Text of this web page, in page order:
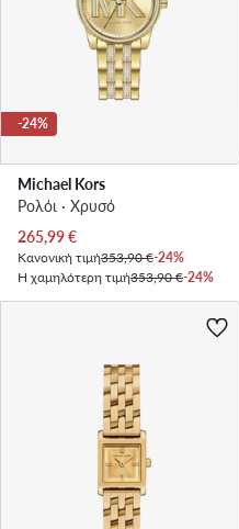
-24%
Michael Kors
Ρολόι · Χρυσό
Τρέχουσα τιμή
265,99€
Κανονική τιμή353,90 €-24%
Η χαμηλότερη τιμή353,90 €-24%